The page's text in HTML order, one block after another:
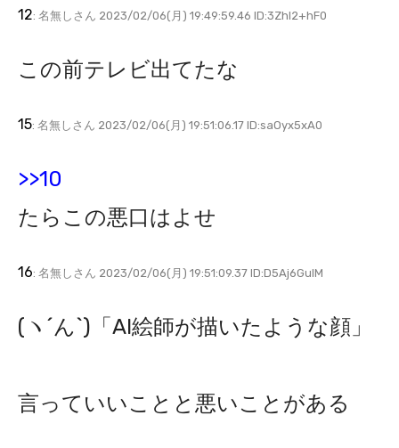
12: 名無しさん 2023/02/06(月) 19:49:59.46 ID:3Zhl2+hF0
この前テレビ出てたな
15: 名無しさん 2023/02/06(月) 19:51:06.17 ID:saOyx5xA0
>>10
たらこの悪口はよせ
16: 名無しさん 2023/02/06(月) 19:51:09.37 ID:D5Aj6GulM
(ヽ´ん`)「AI絵師が描いたような顔」
言っていいことと悪いことがある